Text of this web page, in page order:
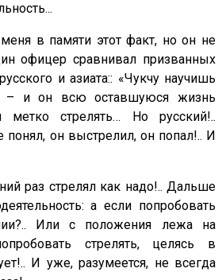
в памяти этот факт, но он не
офицер сравнивал призванных
и азиата:: «Чукчу научишь
– и он всю оставшуюся жизнь
метко стрелять… Но русский!..
понял, он выстрелил, он попал!.. И
раз стрелял как надо!.. Дальше
а если попробовать
Или с положения лежа на
стрелять, целясь в
И уже, разумеется, не всегда